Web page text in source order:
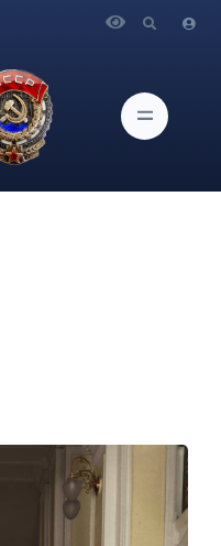
Дипломатической